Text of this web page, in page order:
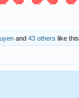
and 43 others like this.